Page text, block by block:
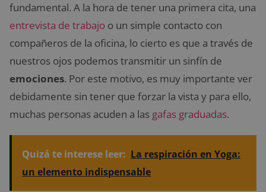
fundamental. A la hora de tener una primera cita, una
entrevista de trabajo o un simple contacto con
compañeros de la oficina, lo cierto es que a través de
nuestros ojos podemos transmitir un sinfín de
emociones. Por este motivo, es muy importante ver
debidamente sin tener que forzar la vista y para ello,
muchas personas acuden a las gafas graduadas.
Quizá te interese leer: La respiración en Yoga:
un elemento indispensable